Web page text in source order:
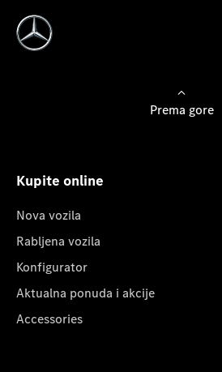
Prema gore
Kupite online
Nova vozila
Rabljena vozila
Konfigurator
Aktualna ponuda i akcije
Accessories